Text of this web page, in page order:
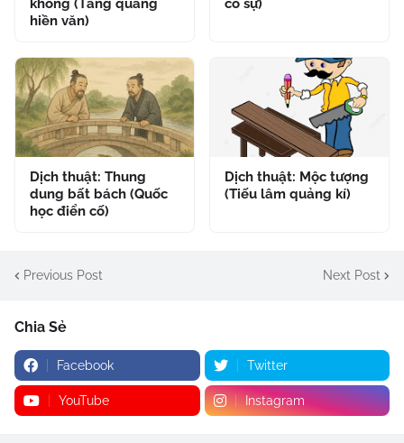
không (Tăng quảng
hiền văn)
cố sự)
Dịch thuật: Thung
dung bất bách (Quốc
học điển cố)
Dịch thuật: Mộc tượng
(Tiếu lâm quảng kí)
Previous Post Next Post
Chia Sẻ
Facebook Twitter
YouTube Instagram